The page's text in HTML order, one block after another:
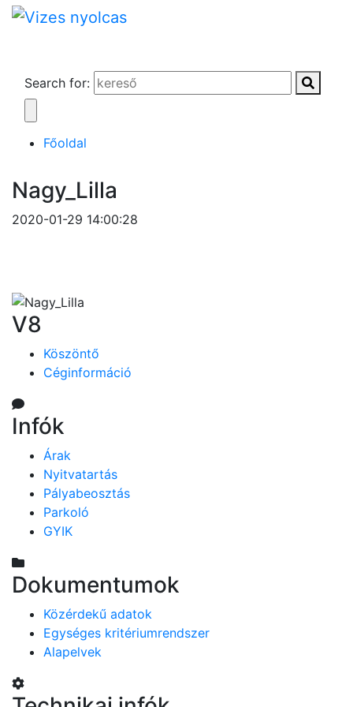
Search for:
Főoldal
Nagy_Lilla
2020-01-29 14:00:28
V8
Köszöntő
Céginformáció
Infók
Árak
Nyitvatartás
Pályabeosztás
Parkoló
GYIK
Dokumentumok
Közérdekű adatok
Egységes kritériumrendszer
Alapelvek